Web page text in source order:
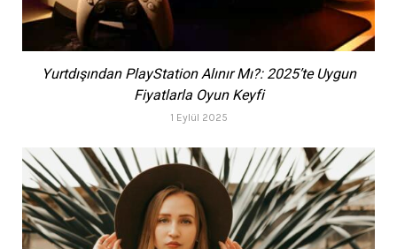
Yurtdışından PlayStation Alınır Mı?: 2025’te Uygun
Fiyatlarla Oyun Keyfi
1 Eylül 2025